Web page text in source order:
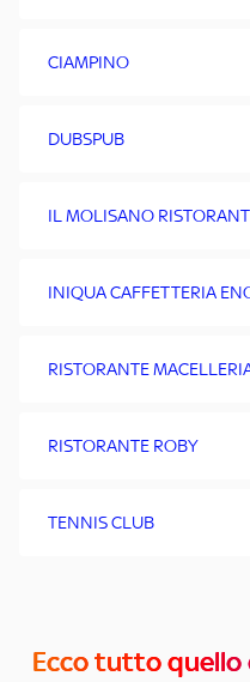
CIAMPINO
DUBSPUB
IL MOLISANO
INIQUA CAFFETTERIA
RISTORANTE
RISTORANTE ROBY
TENNIS CLUB
Ecco tutto quello